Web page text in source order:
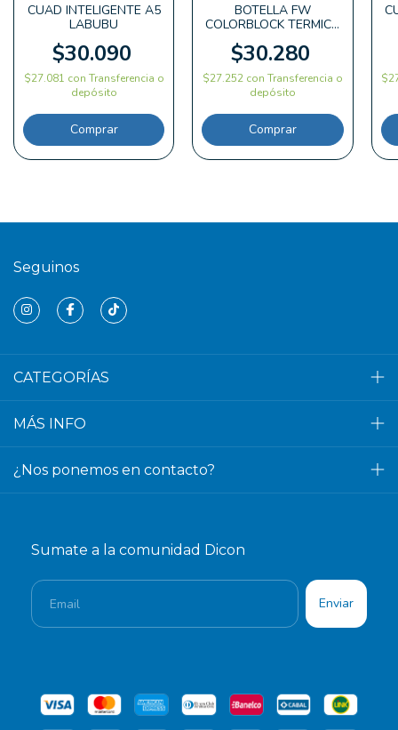
CUAD INTELIGENTE A5
LABUBU
$30.090
$27.081 con Transferencia o
depósito
BOTELLA FW
COLORBLOCK TERMICA
$30.280
$27.252 con Transferencia o
depósito
Seguinos
CATEGORÍAS
MÁS INFO
¿Nos ponemos en contacto?
Sumate a la comunidad Dicon